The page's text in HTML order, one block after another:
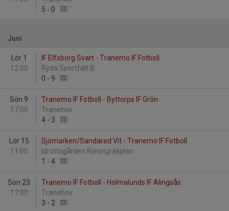
5 - 0
Juni
Lör 1
12:00
IF Elfsborg Svart - Tranemo IF Fotboll
Ryda Sportfält B
0 - 9
Sön 9
17:00
Tranemo IF Fotboll - Byttorps IF Grön
Tranehov
4 - 3
Lör 15
11:00
Sjömarken/Sandared Vit - Tranemo IF Fotboll
Idrottsgården Konstgräsplan
1 - 4
Sön 23
17:00
Tranemo IF Fotboll - Holmalunds IF Alingsås
Tranehov
3 - 2